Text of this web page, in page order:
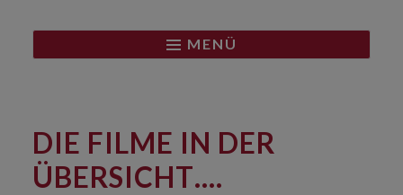
MENÜ
DIE FILME IN DER
ÜBERSICHT….